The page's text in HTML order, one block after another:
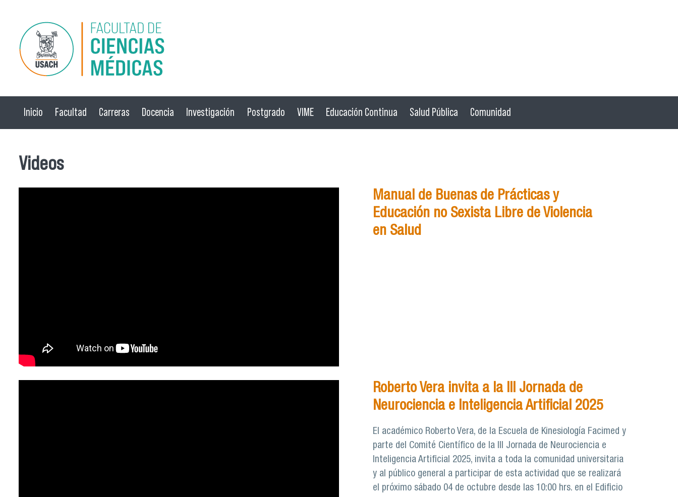
Pasar al contenido principal
Inicio Facultad Carreras Docencia Investigación Postgrado VIME Educación Continua Salud Pública Comunidad
Videos
Manual de Buenas de Prácticas y
Educación no Sexista Libre de Violencia
en Salud
Roberto Vera invita a la III Jornada de
Neurociencia e Inteligencia Artificial 2025
El académico Roberto Vera, de la Escuela de Kinesiología Facimed y
parte del Comité Científico de la III Jornada de Neurociencia e
Inteligencia Artificial 2025, invita a toda la comunidad universitaria
y al público general a participar de esta actividad que se realizará
el próximo sábado 04 de octubre desde las 10:00 hrs. en el Edificio